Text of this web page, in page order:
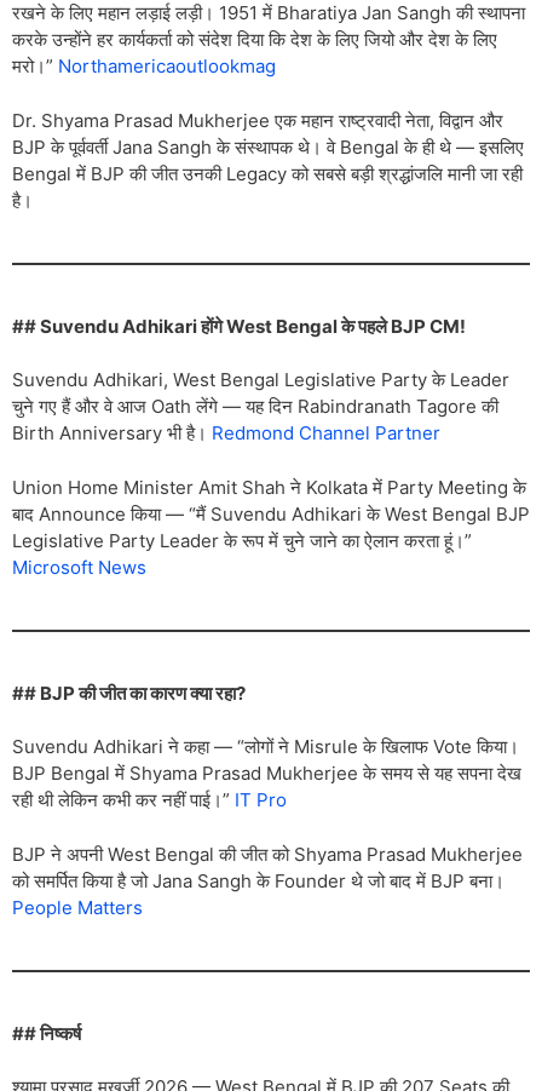
रखने के लिए महान लड़ाई लड़ी। 1951 में Bharatiya Jan Sangh की स्थापना
करके उन्होंने हर कार्यकर्ता को संदेश दिया कि देश के लिए जियो और देश के लिए
मरो।” Northamericaoutlookmag
Dr. Shyama Prasad Mukherjee एक महान राष्ट्रवादी नेता, विद्वान और
BJP के पूर्ववर्ती Jana Sangh के संस्थापक थे। वे Bengal के ही थे — इसलिए
Bengal में BJP की जीत उनकी Legacy को सबसे बड़ी श्रद्धांजलि मानी जा रही
है।
## Suvendu Adhikari होंगे West Bengal के पहले BJP CM!
Suvendu Adhikari, West Bengal Legislative Party के Leader
चुने गए हैं और वे आज Oath लेंगे — यह दिन Rabindranath Tagore की
Birth Anniversary भी है। Redmond Channel Partner
Union Home Minister Amit Shah ने Kolkata में Party Meeting के
बाद Announce किया — “मैं Suvendu Adhikari के West Bengal BJP
Legislative Party Leader के रूप में चुने जाने का ऐलान करता हूं।”
Microsoft News
## BJP की जीत का कारण क्या रहा?
Suvendu Adhikari ने कहा — “लोगों ने Misrule के खिलाफ Vote किया।
BJP Bengal में Shyama Prasad Mukherjee के समय से यह सपना देख
रही थी लेकिन कभी कर नहीं पाई।” IT Pro
BJP ने अपनी West Bengal की जीत को Shyama Prasad Mukherjee
को समर्पित किया है जो Jana Sangh के Founder थे जो बाद में BJP बना।
People Matters
## निष्कर्ष